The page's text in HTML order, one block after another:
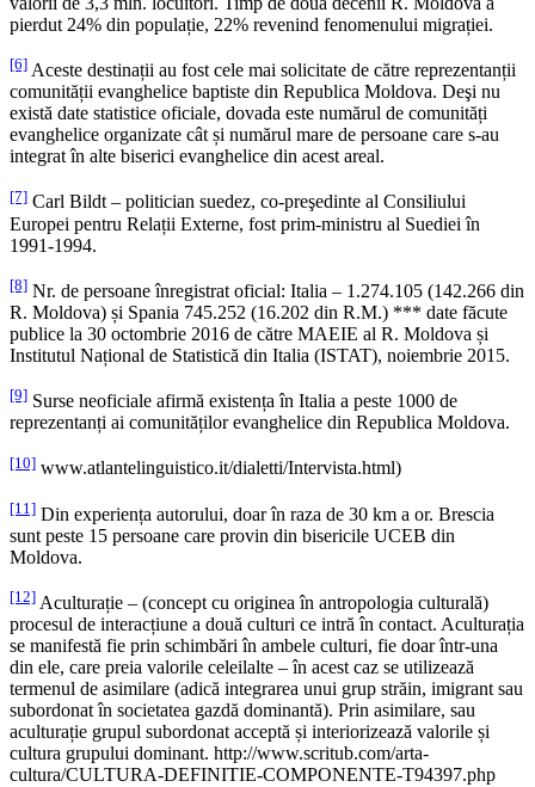
pierdut 24% din populație, 22% revenind fenomenului migrației.
[6] Aceste destinații au fost cele mai solicitate de către reprezentanții
comunității evanghelice baptiste din Republica Moldova. Deşi nu
există date statistice oficiale, dovada este numărul de comunități
evanghelice organizate cât și numărul mare de persoane care s-au
integrat în alte biserici evanghelice din acest areal.
[7] Carl Bildt – politician suedez, co-preşedinte al Consiliului
Europei pentru Relații Externe, fost prim-ministru al Suediei în
1991-1994.
[8] Nr. de persoane înregistrat oficial: Italia – 1.274.105 (142.266 din
R. Moldova) și Spania 745.252 (16.202 din R.M.) *** date făcute
publice la 30 octombrie 2016 de către MAEIE al R. Moldova și
Institutul Național de Statistică din Italia (ISTAT), noiembrie 2015.
[9] Surse neoficiale afirmă existența în Italia a peste 1000 de
reprezentanți ai comunităților evanghelice din Republica Moldova.
[10] www.atlantelinguistico.it/dialetti/Intervista.html)
[11] Din experiența autorului, doar în raza de 30 km a or. Brescia
sunt peste 15 persoane care provin din bisericile UCEB din
Moldova.
[12] Aculturație – (concept cu originea în antropologia culturală)
procesul de interacțiune a două culturi ce intră în contact. Aculturația
se manifestă fie prin schimbări în ambele culturi, fie doar într-una
din ele, care preia valorile celeilalte – în acest caz se utilizează
termenul de asimilare (adică integrarea unui grup străin, imigrant sau
subordonat în societatea gazdă dominantă). Prin asimilare, sau
aculturație grupul subordonat acceptă și interiorizează valorile și
cultura grupului dominant. http://www.scritub.com/arta-
cultura/CULTURA-DEFINITIE-COMPONENTE-T94397.php